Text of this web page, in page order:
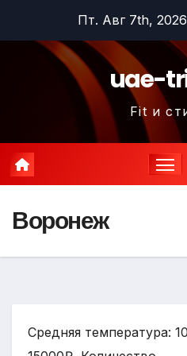
содержимому
Пт. Авг 7th, 2026
uae-
Fit и
Воронеж
Средняя температура: